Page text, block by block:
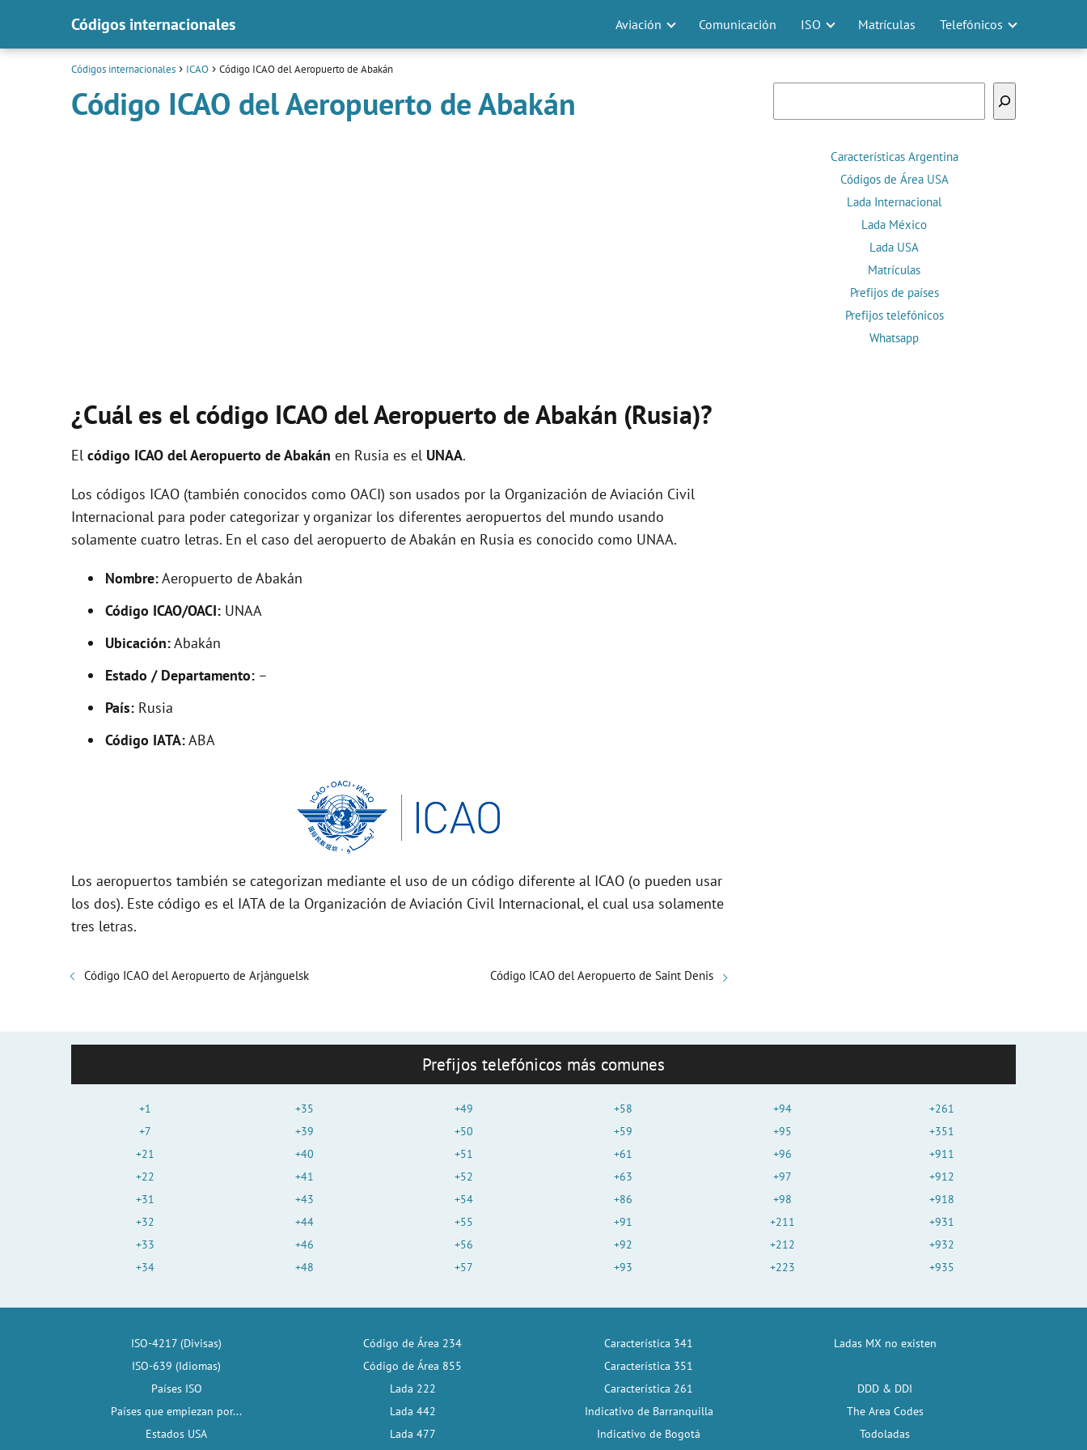
Códigos internacionales Aviación Comunicación ISO Matrículas Telefónicos
Códigos internacionales ICAO Código ICAO del Aeropuerto de Abakán
Código ICAO del Aeropuerto de Abakán
¿Cuál es el código ICAO del Aeropuerto de Abakán (Rusia)?
El código ICAO delAeropuerto de Abakán en Rusia es el UNAA.
Los códigos ICAO (también conocidos como OACI) son usados por la Organización de Aviación Civil
Internacional para poder categorizar y organizar los diferentes aeropuertos del mundo usando
solamente cuatro letras. En el caso del aeropuerto de Abakán en Rusia es conocido como UNAA.
Nombre:Aeropuerto de Abakán
Código ICAO/OACI: UNAA
Ubicación:Abakán
Estado / Departamento: –
País: Rusia
Código IATA:ABA
Los aeropuertos también se categorizan mediante el uso de un código diferente al ICAO (o pueden usar
los dos). Este código es el IATA de la Organización de Aviación Civil Internacional, el cual usa solamente
tres letras.
Código ICAO del Aeropuerto de Arjánguelsk Código ICAO del Aeropuerto de Saint Denis
Características Argentina
Códigos de Área USA
Lada Internacional
Lada México
Lada USA
Matrículas
Prefijos de países
Prefijos telefónicos
Whatsapp
Prefijos telefónicos más comunes
+1
+7
+21
+22
+31
+32
+33
+34
+35
+39
+40
+41
+43
+44
+46
+48
+49
+50
+51
+52
+54
+55
+56
+57
+58
+59
+61
+63
+86
+91
+92
+93
+94
+95
+96
+97
+98
+211
+212
+223
+261
+351
+911
+912
+918
+931
+932
+935
ISO-4217 (Divisas)
ISO-639 (Idiomas)
Países ISO
Países que empiezan por...
Estados USA
Código de Área 234
Código de Área 855
Lada 222
Lada 442
Lada 477
Característica 341
Característica 351
Característica 261
Indicativo de Barranquilla
Indicativo de Bogotá
Ladas MX no existen
DDD & DDI
The Area Codes
Todoladas